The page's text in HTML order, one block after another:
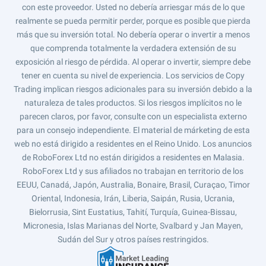
con este proveedor. Usted no debería arriesgar más de lo que
realmente se pueda permitir perder, porque es posible que pierda
más que su inversión total. No debería operar o invertir a menos
que comprenda totalmente la verdadera extensión de su
exposición al riesgo de pérdida. Al operar o invertir, siempre debe
tener en cuenta su nivel de experiencia. Los servicios de Copy
Trading implican riesgos adicionales para su inversión debido a la
naturaleza de tales productos. Si los riesgos implícitos no le
parecen claros, por favor, consulte con un especialista externo
para un consejo independiente. El material de márketing de esta
web no está dirigido a residentes en el Reino Unido. Los anuncios
de RoboForex Ltd no están dirigidos a residentes en Malasia.
RoboForex Ltd y sus afiliados no trabajan en territorio de los
EEUU, Canadá, Japón, Australia, Bonaire, Brasil, Curaçao, Timor
Oriental, Indonesia, Irán, Liberia, Saipán, Rusia, Ucrania,
Bielorrusia, Sint Eustatius, Tahití, Turquía, Guinea-Bissau,
Micronesia, Islas Marianas del Norte, Svalbard y Jan Mayen,
Sudán del Sur y otros países restringidos.